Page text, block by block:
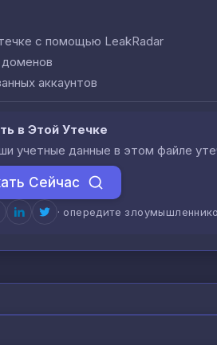
с помощью LeakRadar
аккаунтов
в Этой Утечке
учетные данные в этом файле
Сейчас
· опередите